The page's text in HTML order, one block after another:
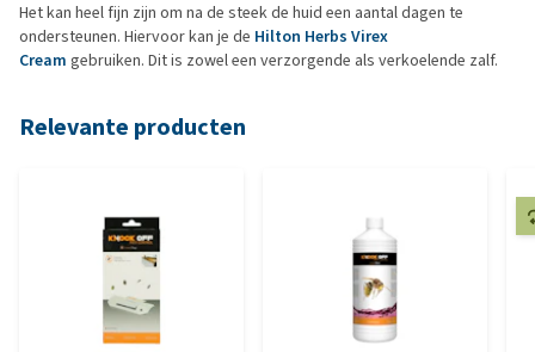
Het kan heel fijn zijn om na de steek de huid een aantal dagen te
ondersteunen. Hiervoor kan je de Hilton Herbs Virex
Cream gebruiken. Dit is zowel een verzorgende als verkoelende zalf.
Relevante producten